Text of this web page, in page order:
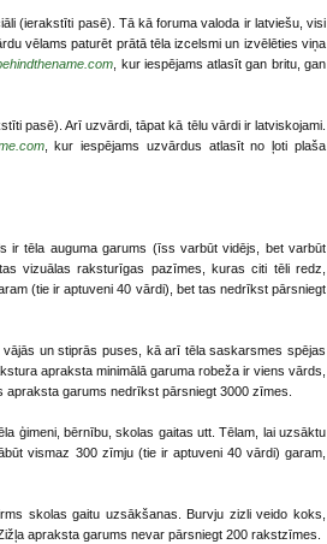
(ierakstīti pasē). Tā kā foruma valoda ir latviešu, visi
vēlams paturēt prātā tēla izcelsmi un izvēlēties viņa
, kur iespējams atlasīt gan britu, gan
pasē). Arī uzvārdi, tāpat kā tēlu vārdi ir latviskojami.
, kur iespējams uzvārdus atlasīt no ļoti plaša
tēla auguma garums (īss varbūt vidējs, bet varbūt
vizuālas raksturīgas pazīmes, kuras citi tēli redz,
(tie ir aptuveni 40 vārdi), bet tas nedrīkst pārsniegt
un stiprās puses, kā arī tēla saskarsmes spējas
apraksta minimālā garuma robeža ir viens vārds,
garums nedrīkst pārsniegt 3000 zīmes.
ģimeni, bērnību, skolas gaitas utt. Tēlam, lai uzsāktu
vismaz 300 zīmju (tie ir aptuveni 40 vārdi) garam,
skolas gaitu uzsākšanas. Burvju zizli veido koks,
apraksta garums nevar pārsniegt 200 rakstzīmes.